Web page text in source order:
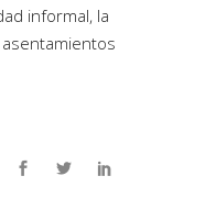
informal, la